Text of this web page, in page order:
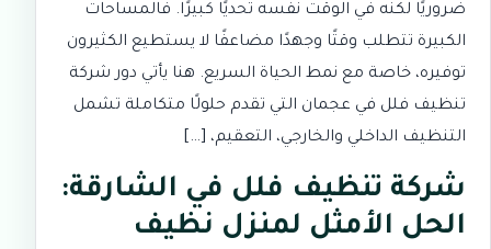
ضروريًا لكنه في الوقت نفسه تحديًا كبيرًا. فالمساحات
الكبيرة تتطلب وقتًا وجهدًا مضاعفًا لا يستطيع الكثيرون
توفيره، خاصة مع نمط الحياة السريع. هنا يأتي دور شركة
تنظيف فلل في عجمان التي تقدم حلولًا متكاملة تشمل
التنظيف الداخلي والخارجي، التعقيم، […]
شركة تنظيف فلل في الشارقة:
الحل الأمثل لمنزل نظيف